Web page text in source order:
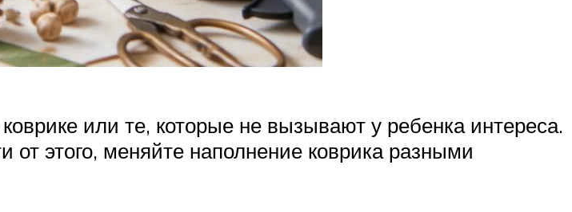
или те, которые не вызывают у ребенка интереса.
от этого, меняйте наполнение коврика разными